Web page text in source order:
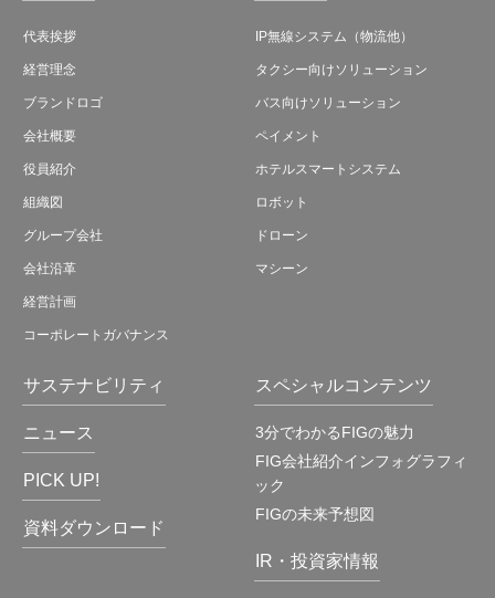
代表挨拶
経営理念
ブランドロゴ
会社概要
役員紹介
組織図
グループ会社
会社沿革
経営計画
コーポレートガバナンス
IP無線システム（物流他）
タクシー向けソリューション
バス向けソリューション
ペイメント
ホテルスマートシステム
ロボット
ドローン
マシーン
サステナビリティ
ニュース
PICK UP!
資料ダウンロード
スペシャルコンテンツ
3分でわかるFIGの魅力
FIG会社紹介インフォグラフィ
ック
FIGの未来予想図
IR・投資家情報